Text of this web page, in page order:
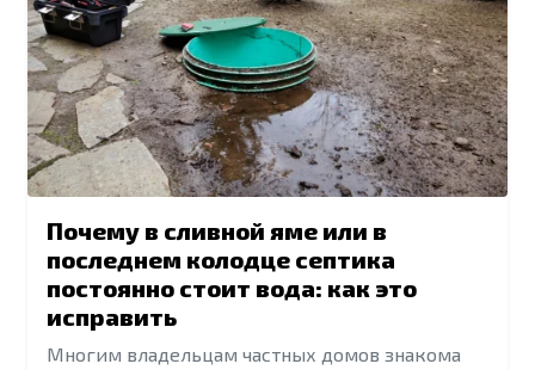
Почему в сливной яме или в
последнем колодце септика
постоянно стоит вода: как это
исправить
Многим владельцам частных домов знакома